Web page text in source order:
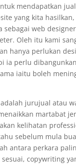
mendapatkan
yang kita
sebagai web
Oleh itu kami
hanya perlukan
ia perlu
iaitu boleh
jurujual atau
martabat
kelihatan
sebelum mula
antara perkara
sesuai, copywriting